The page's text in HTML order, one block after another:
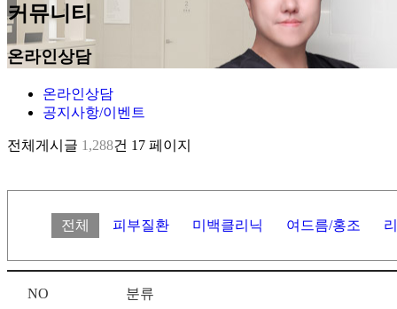
커뮤니티
온라인상담
온라인상담
공지사항/이벤트
전체게시글 1,288건 17 페이지
전체 피부질환 미백클리닉 여드름/홍조
NO 분류